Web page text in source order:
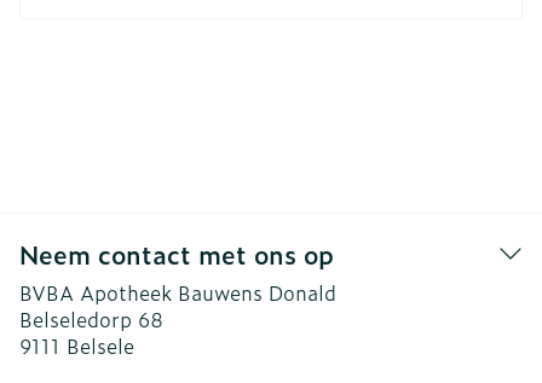
Neem contact met ons op
BVBA Apotheek Bauwens Donald
Belseledorp 68
9111 Belsele